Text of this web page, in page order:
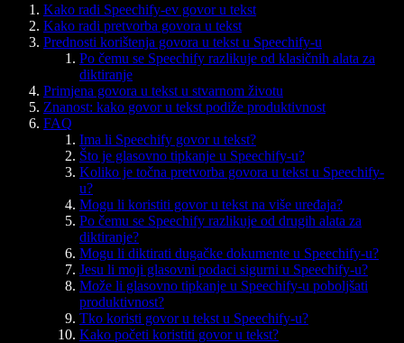
Kako radi Speechify-ev govor u tekst
Kako radi pretvorba govora u tekst
Prednosti korištenja govora u tekst u Speechify-u
Po čemu se Speechify razlikuje od klasičnih alata za
diktiranje
Primjena govora u tekst u stvarnom životu
Znanost: kako govor u tekst podiže produktivnost
FAQ
Ima li Speechify govor u tekst?
Što je glasovno tipkanje u Speechify-u?
Koliko je točna pretvorba govora u tekst u Speechify-
u?
Mogu li koristiti govor u tekst na više uređaja?
Po čemu se Speechify razlikuje od drugih alata za
diktiranje?
Mogu li diktirati dugačke dokumente u Speechify-u?
Jesu li moji glasovni podaci sigurni u Speechify-u?
Može li glasovno tipkanje u Speechify-u poboljšati
produktivnost?
Tko koristi govor u tekst u Speechify-u?
Kako početi koristiti govor u tekst?